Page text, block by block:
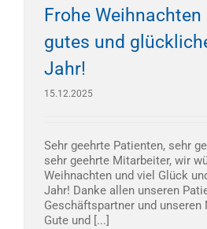
Frohe
gutes und
Jahr!
15.12.2025
Sehr geehrte Patienten, sehr
sehr geehrte Mitarbeiter, wir
Weihnachten und viel Glück
Jahr! Danke allen unseren
Geschäftspartner und
Gute und [...]